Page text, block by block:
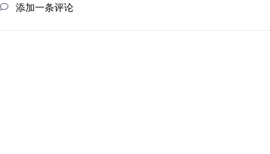
添加一条评论